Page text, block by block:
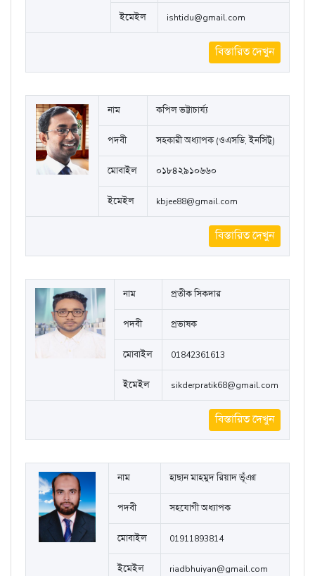
ইমেইল ishtidu@gmail.com
বিস্তারিত দেখুন
নাম কপিল ভট্টাচার্য্য
পদবী সহকারী অধ্যাপক (ওএসডি, ইনসিটু)
মোবাইল ০১৮৪২৯১০৬৬০
ইমেইল kbjee88@gmail.com
বিস্তারিত দেখুন
নাম প্রতীক সিকদার
পদবী প্রভাষক
মোবাইল 01842361613
ইমেইল sikderpratik68@gmail.com
বিস্তারিত দেখুন
নাম হাছান মাহমুদ রিয়াদ ভূঁঞা
পদবী সহযোগী অধ্যাপক
মোবাইল 01911893814
ইমেইল riadbhuiyan@gmail.com